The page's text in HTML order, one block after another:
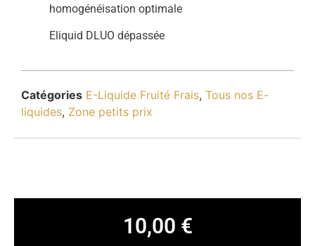
homogénéisation optimale
Eliquid DLUO dépassée
Catégories E-Liquide Fruité Frais, Tous nos E-
liquides, Zone petits prix
10,00 €